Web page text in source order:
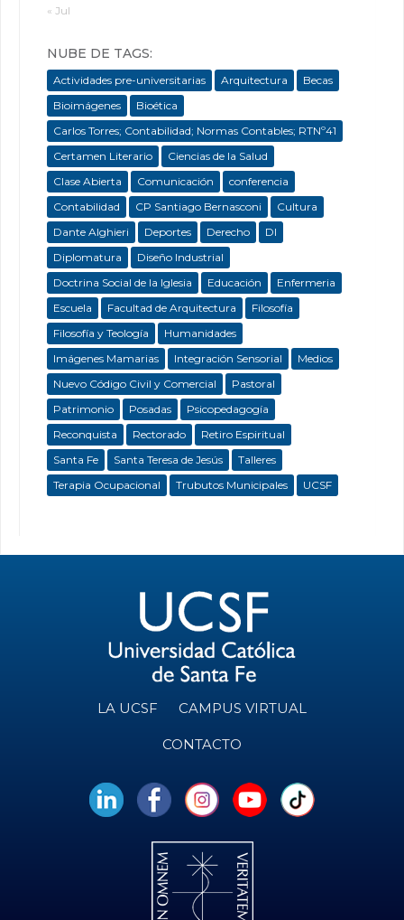
« Jul
NUBE DE TAGS:
Actividades pre-universitarias Arquitectura
Becas
Bioimágenes
Bioética
Carlos Torres; Contabilidad; Normas Contables; RTNº41
Certamen Literario
Ciencias de la Salud
Clase Abierta
Comunicación
conferencia
Contabilidad
CP Santiago Bernasconi
Cultura
Dante Alghieri
Deportes Derecho
DI
Diplomatura
Diseño Industrial
Doctrina Social de la Iglesia
Educación
Enfermeria
Escuela
Facultad de Arquitectura
Filosofía
Filosofía y Teología
Humanidades
Imágenes Mamarias
Integración Sensorial
Medios
Nuevo Código Civil y Comercial
Pastoral
Patrimonio
Posadas
Psicopedagogía
Reconquista
Rectorado
Retiro Espiritual
Santa Fe
Santa Teresa de Jesús
Talleres
Terapia Ocupacional
Trubutos Municipales UCSF
LA UCSF CAMPUS VIRTUAL
CONTACTO